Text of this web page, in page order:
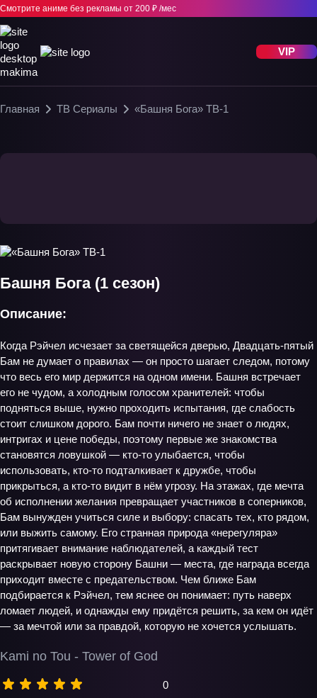
Смотрите аниме без рекламы от 200 ₽ /мес
VIP
Главная ТВ Сериалы «Башня Бога» ТВ-1
Башня Бога (1 сезон)
Kami no Tou - Tower of God
0
Описание:
Когда Рэйчел исчезает за светящейся дверью, Двадцать‑пятый
Бам не думает о правилах — он просто шагает следом, потому
что весь его мир держится на одном имени. Башня встречает
его не чудом, а холодным голосом хранителей: чтобы
подняться выше, нужно проходить испытания, где слабость
стоит слишком дорого. Бам почти ничего не знает о людях,
интригах и цене победы, поэтому первые же знакомства
становятся ловушкой — кто-то улыбается, чтобы
использовать, кто-то подталкивает к дружбе, чтобы
прикрыться, а кто-то видит в нём угрозу. На этажах, где мечта
об исполнении желания превращает участников в соперников,
Бам вынужден учиться силе и выбору: спасать тех, кто рядом,
или выжить самому. Его странная природа «нерегуляра»
притягивает внимание наблюдателей, а каждый тест
раскрывает новую сторону Башни — места, где награда всегда
приходит вместе с предательством. Чем ближе Бам
подбирается к Рэйчел, тем яснее он понимает: путь наверх
ломает людей, и однажды ему придётся решить, за кем он идёт
— за мечтой или за правдой, которую не хочется услышать.